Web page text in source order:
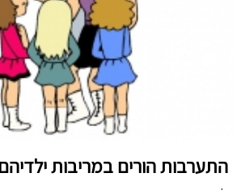
התערבות הורים במריבות